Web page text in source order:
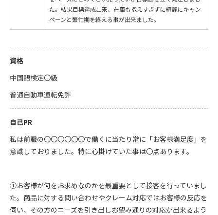
た。結果目標達成出来、在庫も抱えすぎずに綺麗にキャン
ペーンと繁忙期を終える事が出来ました。
資格
中国語検定〇級
普通自動車運転免許
自己PR
私は前職の〇〇〇〇〇〇で働くに当たり常に「お客様満足度」を
意識しておりました。特に心掛けていた事は〇点あります。
①お客様が何をお求めなのかを最重要として接客を行っていまし
た。商品に対する問い合わせやクレーム対応ではお客様の反応を
伺い、その方のニーズを引き出しお望み通りの対応が出来るよう